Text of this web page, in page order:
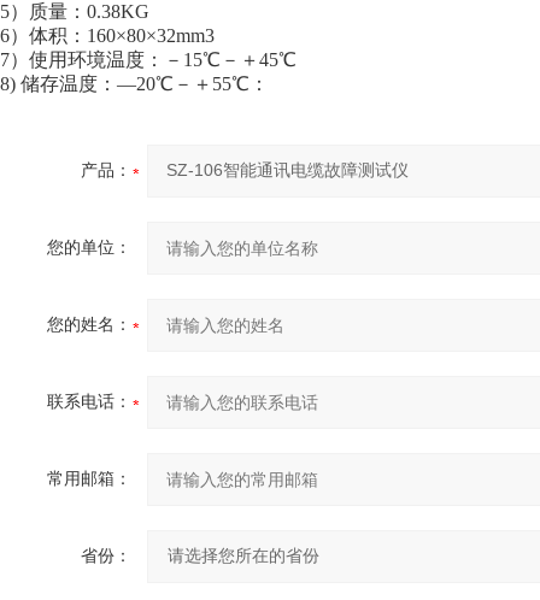
5）质量：0.38KG
6）体积：160×80×32mm3
7）使用环境温度：－15℃－＋45℃
8) 储存温度：—20℃－＋55℃：
产品：
您的单位：
您的姓名：
联系电话：
常用邮箱：
省份：